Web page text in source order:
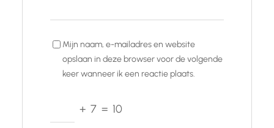
Mijn naam, e-mailadres en website
opslaan in deze browser voor de volgende
keer wanneer ik een reactie plaats.
+ 7 = 10